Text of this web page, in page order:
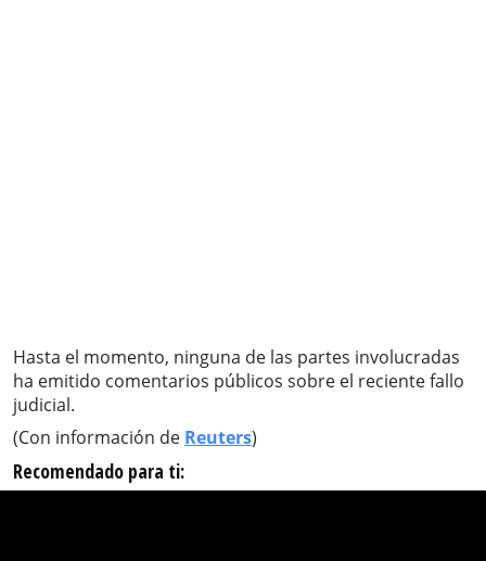
Hasta el momento, ninguna de las partes involucradas
ha emitido comentarios públicos sobre el reciente fallo
judicial.
(Con información de Reuters)
Recomendado para ti: